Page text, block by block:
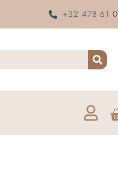
+32 478 61